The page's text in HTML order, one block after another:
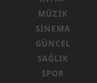
MÜZIK
SINEMA
GÜNCEL
SAĞLIK
SPOR